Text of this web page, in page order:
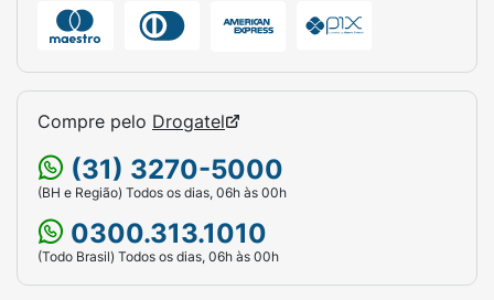
Compre pelo Drogatel
(31) 3270-5000
(BH e Região) Todos os dias, 06h às 00h
0300.313.1010
(Todo Brasil) Todos os dias, 06h às 00h